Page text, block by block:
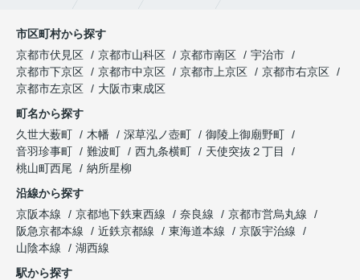
市区町村から探す
京都市伏見区
京都市山科区 京都市南区
宇治市
京都市下京区
京都市中京区 京都市上京区
京都市右京区
京都市左京区
大阪市東成区
町名から探す
久世大薮町
木幡 深草泓ノ壺町
御陵上御廟野町
音羽珍事町
難波町 西九条横町
天使突抜２丁目
桃山町西尾
納所星柳
沿線から探す
京阪本線
京都地下鉄東西線 奈良線
京都市営烏丸線
阪急京都本線
近鉄京都線 東海道本線
京阪宇治線
山陰本線
湖西線
駅から探す